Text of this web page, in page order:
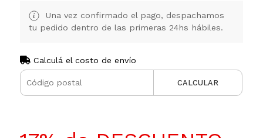
Una vez confirmado el pago, despachamos
tu pedido dentro de las primeras 24hs hábiles.
Calculá el costo de envío
CALCULAR